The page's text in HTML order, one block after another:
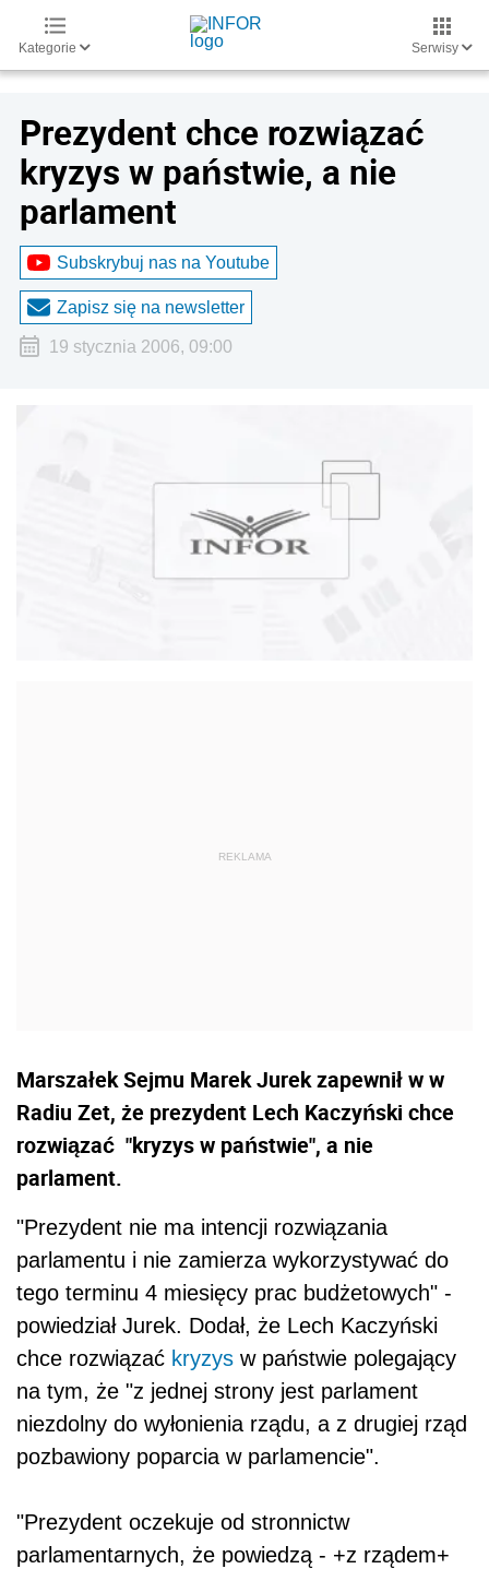
Kategorie Serwisy
Prezydent chce rozwiązać
kryzys w państwie, a nie
parlament
Subskrybuj nas na Youtube
Zapisz się na newsletter
19 stycznia 2006, 09:00
Marszałek Sejmu Marek Jurek zapewnił w w
Radiu Zet, że prezydent Lech Kaczyński chce
rozwiązać "kryzys w państwie", a nie
parlament.
"Prezydent nie ma intencji rozwiązania
parlamentu i nie zamierza wykorzystywać do
tego terminu 4 miesięcy prac budżetowych" -
powiedział Jurek. Dodał, że Lech Kaczyński
chce rozwiązać kryzys w państwie polegający
na tym, że "z jednej strony jest parlament
niezdolny do wyłonienia rządu, a z drugiej rząd
pozbawiony poparcia w parlamencie".
"Prezydent oczekuje od stronnictw
parlamentarnych, że powiedzą - +z rządem+